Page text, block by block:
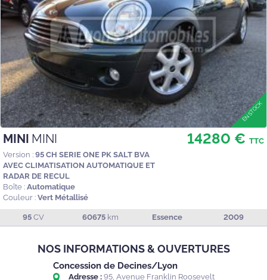
MINI MINI
Version : 95 CH SERIE ONE PK SALT BVA
AVEC CLIMATISATION AUTOMATIQUE ET
RADAR DE RECUL
Boîte : Automatique
Couleur : Vert Métallisé
14280 € TTC
95 CV 60675 km Essence 2009
NOS INFORMATIONS & OUVERTURES
Concession de Decines/Lyon
Adresse : 95, Avenue Franklin Roosevelt